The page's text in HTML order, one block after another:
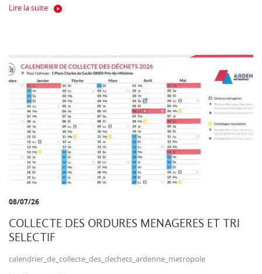
Lire la suite
08/07/26
COLLECTE DES ORDURES MENAGERES ET TRI
SELECTIF
calendrier_de_collecte_des_dechets_ardenne_metropole